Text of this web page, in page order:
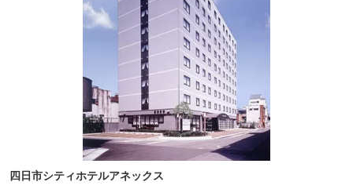
四日市シティホテルアネックス